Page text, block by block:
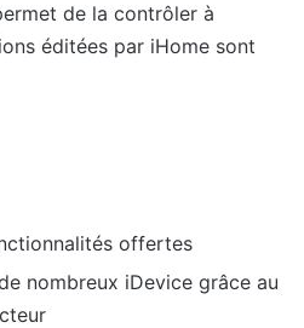
de la contrôler à
éditées par iHome sont
offertes
nombreux iDevice grâce au